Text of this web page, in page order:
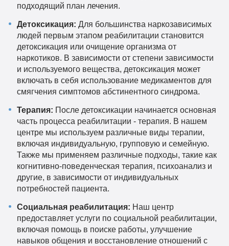
подходящий план лечения.
Детоксикация: Для большинства наркозависимых
людей первым этапом реабилитации становится
детоксикация или очищение организма от
наркотиков. В зависимости от степени зависимости
и используемого вещества, детоксикация может
включать в себя использование медикаментов для
смягчения симптомов абстинентного синдрома.
Терапия: После детоксикации начинается основная
часть процесса реабилитации - терапия. В нашем
центре мы используем различные виды терапии,
включая индивидуальную, групповую и семейную.
Также мы применяем различные подходы, такие как
когнитивно-поведенческая терапия, психоанализ и
другие, в зависимости от индивидуальных
потребностей пациента.
Социальная реабилитация: Наш центр
предоставляет услуги по социальной реабилитации,
включая помощь в поиске работы, улучшение
навыков общения и восстановление отношений с